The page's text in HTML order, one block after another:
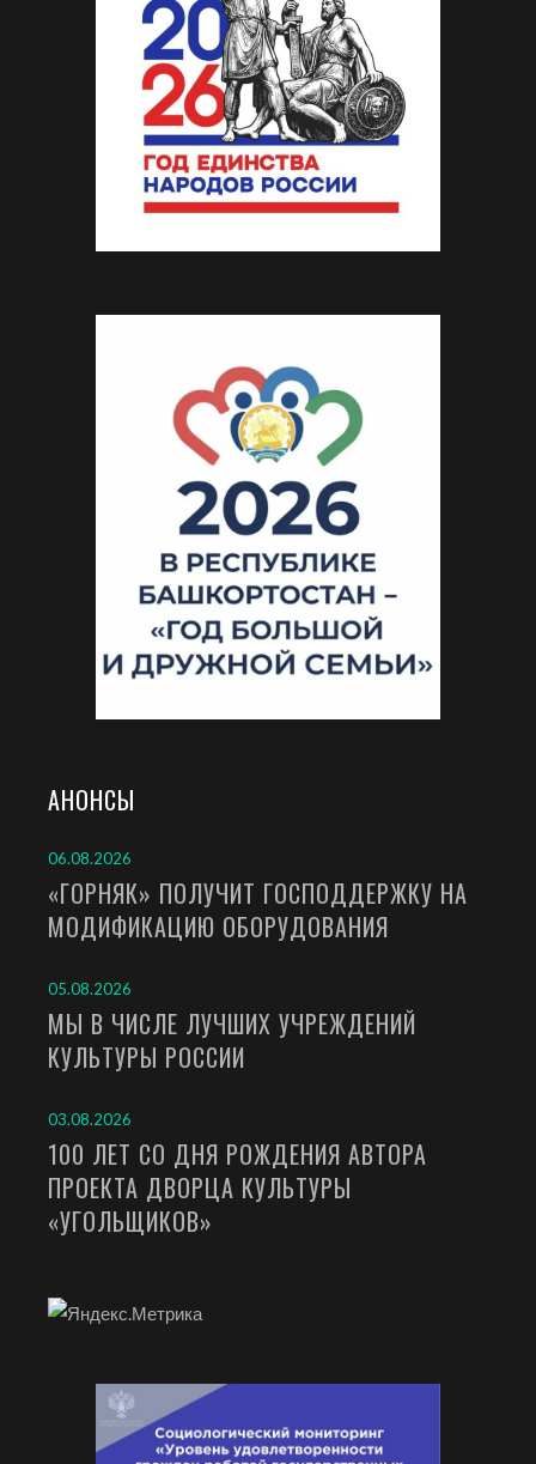
АНОНСЫ
06.08.2026
«ГОРНЯК» ПОЛУЧИТ ГОСПОДДЕРЖКУ НА
МОДИФИКАЦИЮ ОБОРУДОВАНИЯ
05.08.2026
МЫ В ЧИСЛЕ ЛУЧШИХ УЧРЕЖДЕНИЙ
КУЛЬТУРЫ РОССИИ
03.08.2026
100 ЛЕТ СО ДНЯ РОЖДЕНИЯ АВТОРА
ПРОЕКТА ДВОРЦА КУЛЬТУРЫ
«УГОЛЬЩИКОВ»